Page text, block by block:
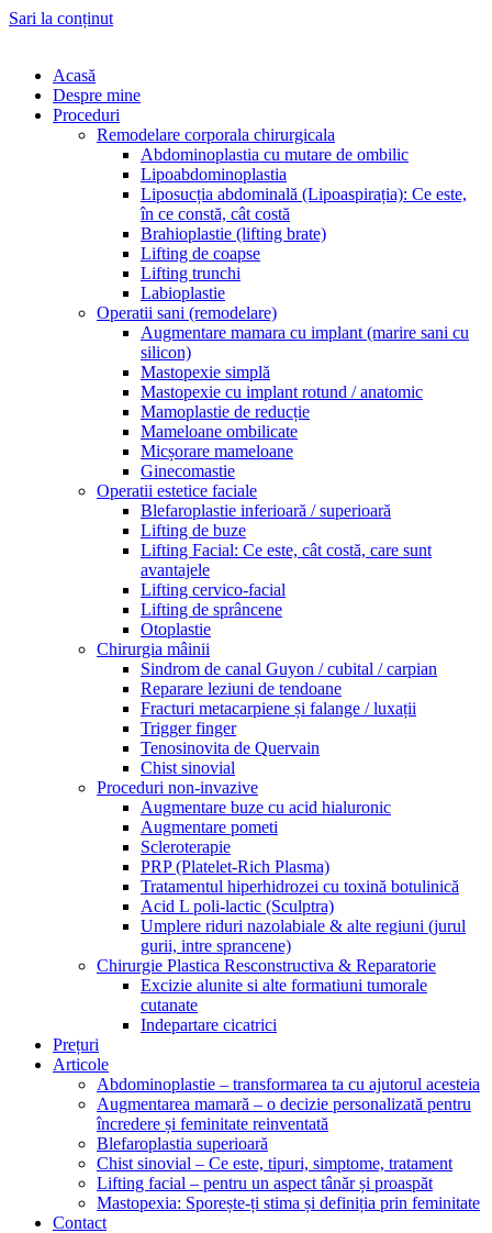
Sari la conținut
Acasă
Despre mine
Proceduri
Remodelare corporala chirurgicala
Abdominoplastia cu mutare de ombilic
Lipoabdominoplastia
Liposucția abdominală (Lipoaspirația): Ce este,
în ce constă, cât costă
Brahioplastie (lifting brate)
Lifting de coapse
Lifting trunchi
Labioplastie
Operatii sani (remodelare)
Augmentare mamara cu implant (marire sani cu
silicon)
Mastopexie simplă
Mastopexie cu implant rotund / anatomic
Mamoplastie de reducție
Mameloane ombilicate
Micșorare mameloane
Ginecomastie
Operatii estetice faciale
Blefaroplastie inferioară / superioară
Lifting de buze
Lifting Facial: Ce este, cât costă, care sunt
avantajele
Lifting cervico-facial
Lifting de sprâncene
Otoplastie
Chirurgia mâinii
Sindrom de canal Guyon / cubital / carpian
Reparare leziuni de tendoane
Fracturi metacarpiene și falange / luxații
Trigger finger
Tenosinovita de Quervain
Chist sinovial
Proceduri non-invazive
Augmentare buze cu acid hialuronic
Augmentare pometi
Scleroterapie
PRP (Platelet-Rich Plasma)
Tratamentul hiperhidrozei cu toxină botulinică
Acid L poli-lactic (Sculptra)
Umplere riduri nazolabiale & alte regiuni (jurul
gurii, intre sprancene)
Chirurgie Plastica Resconstructiva & Reparatorie
Excizie alunite si alte formatiuni tumorale
cutanate
Indepartare cicatrici
Prețuri
Articole
Abdominoplastie – transformarea ta cu ajutorul acesteia
Augmentarea mamară – o decizie personalizată pentru
încredere și feminitate reinventată
Blefaroplastia superioară
Chist sinovial – Ce este, tipuri, simptome, tratament
Lifting facial – pentru un aspect tânăr și proaspăt
Mastopexia: Sporește-ți stima și definiția prin feminitate
Contact